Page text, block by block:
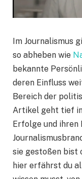
Im Journalismus
so abheben wie
bekannte
deren Einfluss
Bereich der
Artikel geht tief
Erfolge und ihren
sie gestoßen bist
hier erfährst du